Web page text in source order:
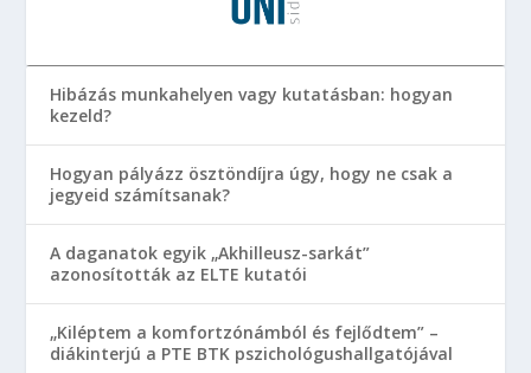
Hibázás munkahelyen vagy kutatásban: hogyan
kezeld?
Hogyan pályázz ösztöndíjra úgy, hogy ne csak a
jegyeid számítsanak?
A daganatok egyik „Akhilleusz-sarkát”
azonosították az ELTE kutatói
„Kiléptem a komfortzónámból és fejlődtem” –
diákinterjú a PTE BTK pszichológushallgatójával